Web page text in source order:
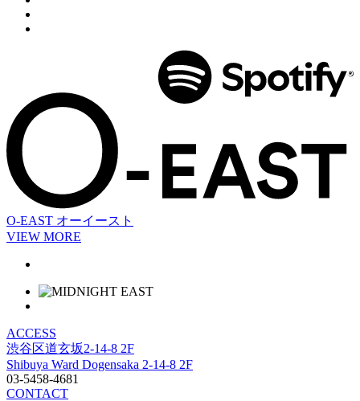
O-EAST オーイースト
VIEW MORE
ACCESS
渋谷区道玄坂2-14-8 2F
Shibuya Ward Dogensaka 2-14-8 2F
03-5458-4681
CONTACT